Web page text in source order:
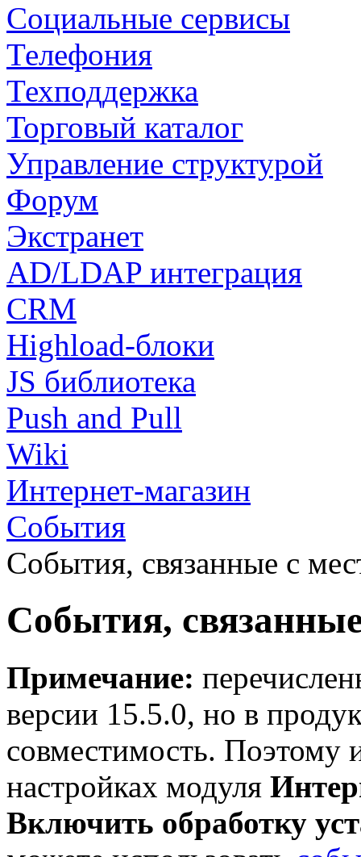
Социальные сервисы
Телефония
Техподдержка
Торговый каталог
Управление структурой
Форум
Экстранет
AD/LDAP интеграция
CRM
Highload-блоки
JS библиотека
Push and Pull
Wiki
Интернет-магазин
События
События, связанные с
События,
Примечание:
версии 15.5.0, но в
совместимость. Поэтому
настройках модуля
Включить обработку